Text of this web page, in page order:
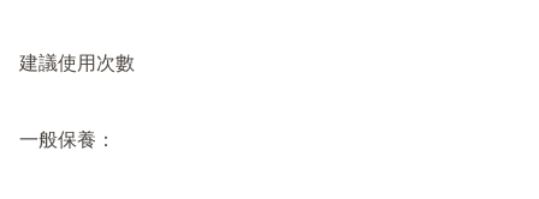
建議使用次數
一般保養：